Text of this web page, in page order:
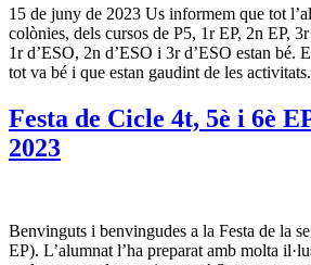
15 de juny de 2023 Us informem que tot
colònies, dels cursos de P5, 1r EP, 2n EP,
1r d’ESO, 2n d’ESO i 3r d’ESO estan bé.
tot va bé i que estan gaudint de les
Festa de Cicle 4t, 5è i 6è
2023
Benvinguts i benvingudes a la Festa de la
EP). L’alumnat l’ha preparat amb molta